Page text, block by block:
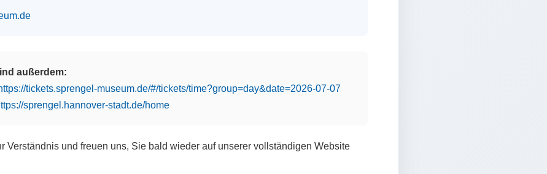
außerdem:
tickets.sprengel-museum.de/#/tickets/time?group=day&date=2026-07-07
sprengel.hannover-stadt.de/home
Verständnis und freuen uns, Sie bald wieder auf unserer vollständigen Website